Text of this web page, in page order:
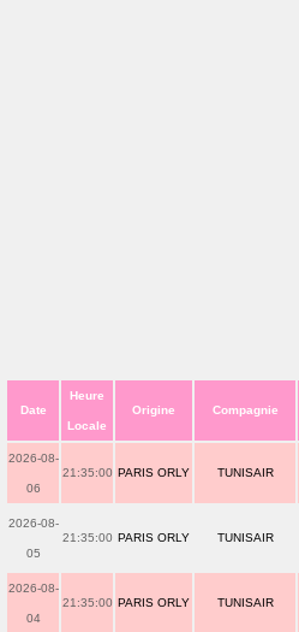
Date
Heure
Locale
Origine Compagnie
2026-08-
06
21:35:00 PARIS ORLY TUNISAIR
2026-08-
05
21:35:00 PARIS ORLY TUNISAIR
2026-08-
04
21:35:00 PARIS ORLY TUNISAIR